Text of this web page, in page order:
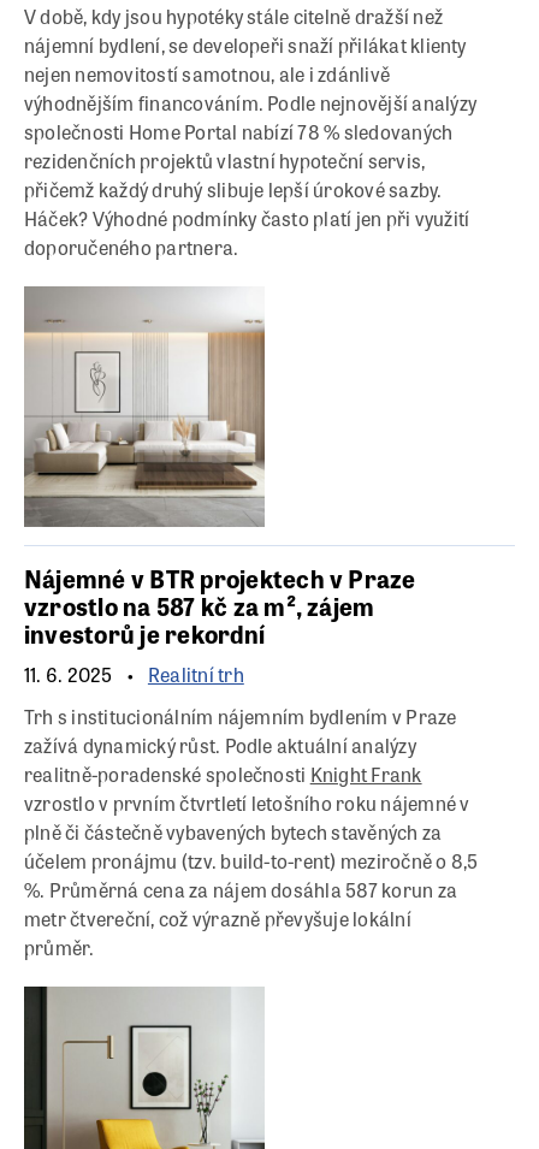
V době, kdy jsou hypotéky stále citelně dražší než
nájemní bydlení, se developeři snaží přilákat klienty
nejen nemovitostí samotnou, ale i zdánlivě
výhodnějším financováním. Podle nejnovější analýzy
společnosti Home Portal nabízí 78 % sledovaných
rezidenčních projektů vlastní hypoteční servis,
přičemž každý druhý slibuje lepší úrokové sazby.
Háček? Výhodné podmínky často platí jen při využití
doporučeného partnera.
Nájemné v BTR projektech v Praze
vzrostlo na 587 kč za m², zájem
investorů je rekordní
11. 6. 2025
Realitní trh
Trh s institucionálním nájemním bydlením v Praze
zažívá dynamický růst. Podle aktuální analýzy
realitně-poradenské společnosti Knight Frank
vzrostlo v prvním čtvrtletí letošního roku nájemné v
plně či částečně vybavených bytech stavěných za
účelem pronájmu (tzv. build-to-rent) meziročně o 8,5
%. Průměrná cena za nájem dosáhla 587 korun za
metr čtvereční, což výrazně převyšuje lokální
průměr.